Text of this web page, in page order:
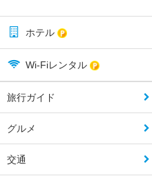
ホテル
Wi-Fiレンタル
旅行ガイド
グルメ
交通